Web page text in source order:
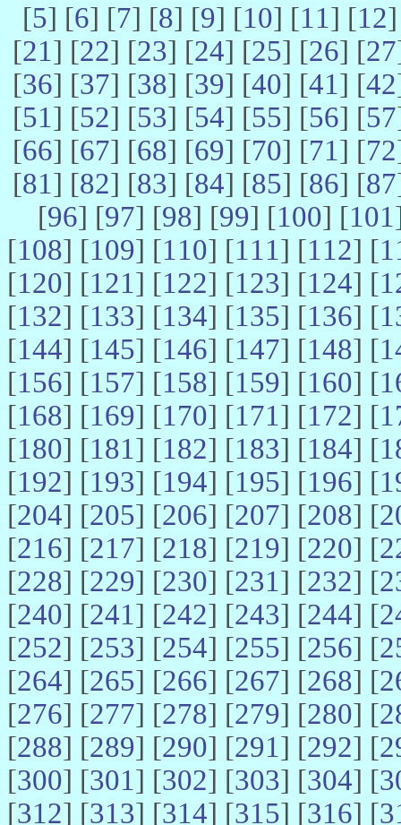
[5] [6] [7] [8] [9] [10] [11] [12
[21] [22] [23] [24] [25] [26] [27
[36] [37] [38] [39] [40] [41] [42
[51] [52] [53] [54] [55] [56] [57
[66] [67] [68] [69] [70] [71] [72
[81] [82] [83] [84] [85] [86] [87
[96] [97] [98] [99] [100] [101
[108] [109] [110] [111] [112] [
[120] [121] [122] [123] [124] [
[132] [133] [134] [135] [136] [
[144] [145] [146] [147] [148] [
[156] [157] [158] [159] [160] [
[168] [169] [170] [171] [172] [
[180] [181] [182] [183] [184] [
[192] [193] [194] [195] [196] [
[204] [205] [206] [207] [208] [
[216] [217] [218] [219] [220] [
[228] [229] [230] [231] [232] [
[240] [241] [242] [243] [244] [
[252] [253] [254] [255] [256] [
[264] [265] [266] [267] [268] [
[276] [277] [278] [279] [280] [
[288] [289] [290] [291] [292] [
[300] [301] [302] [303] [304] [
[312] [313] [314] [315] [316] [